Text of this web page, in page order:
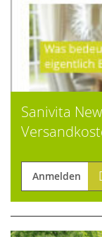
Sanivita
Anmelden